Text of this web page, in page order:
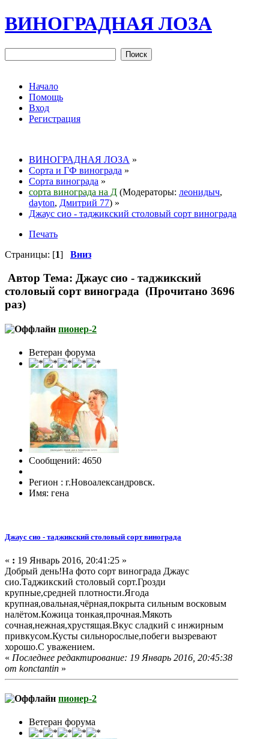
ВИНОГРАДНАЯ ЛОЗА
Начало
Помощь
Вход
Регистрация
ВИНОГРАДНАЯ ЛОЗА »
Сорта и ГФ винограда »
Сорта винограда »
сорта винограда на Д (Модераторы: леонидыч,
dayton, Дмитрий 77) »
Джаус сио - таджикский столовый сорт винограда
Печать
Страницы: [1] Вниз
Автор Тема: Джаус сио - таджикский
столовый сорт винограда (Прочитано 3696
раз)
пионер-2
Ветеран форума
Сообщений: 4650
Регион : г.Новоалександровск.
Имя: гена
Джаус сио - таджикский столовый сорт винограда
« : 19 Январь 2016, 20:41:25 »
Добрый день!На фото сорт винограда Джаус
сио.Таджикский столовый сорт.Грозди
крупные,средней плотности.Ягода
крупная,овальная,чёрная,покрыта сильным восковым
налётом.Кожица тонкая,прочная.Мякоть
сочная,нежная,хрустящая.Вкус сладкий с инжирным
привкусом.Кусты сильнорослые,побеги вызревают
хорошо.С уважением.
« Последнее редактирование: 19 Январь 2016, 20:45:38
от konctantin »
пионер-2
Ветеран форума